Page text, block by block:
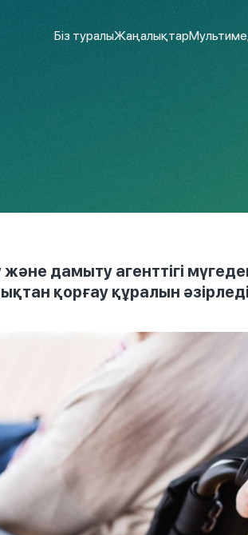
Біз туралыЖаңалықтар
дамыту агенттігі
қорғау құралын әзірледі